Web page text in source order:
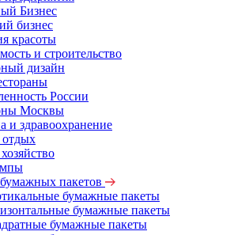
Бизнес
бизнес
красоты
и строительство
дизайн
России
Москвы
и здравоохранение
пакетов
бумажные пакеты
бумажные пакеты
бумажные пакеты